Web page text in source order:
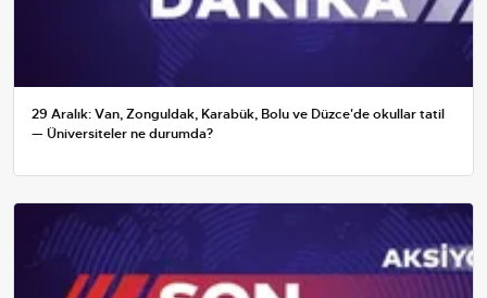
29 Aralık: Van, Zonguldak, Karabük, Bolu ve Düzce'de okullar tatil
— Üniversiteler ne durumda?